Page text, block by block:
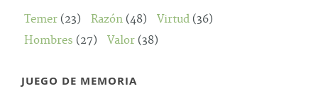
Temer (23) Razón (48) Virtud (36)
Hombres (27) Valor (38)
JUEGO DE MEMORIA